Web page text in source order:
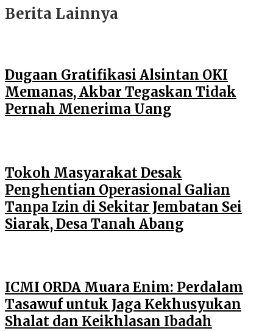
Berita Lainnya
Dugaan Gratifikasi Alsintan OKI
Memanas, Akbar Tegaskan Tidak
Pernah Menerima Uang
Tokoh Masyarakat Desak
Penghentian Operasional Galian
Tanpa Izin di Sekitar Jembatan Sei
Siarak, Desa Tanah Abang
ICMI ORDA Muara Enim: Perdalam
Tasawuf untuk Jaga Kekhusyukan
Shalat dan Keikhlasan Ibadah